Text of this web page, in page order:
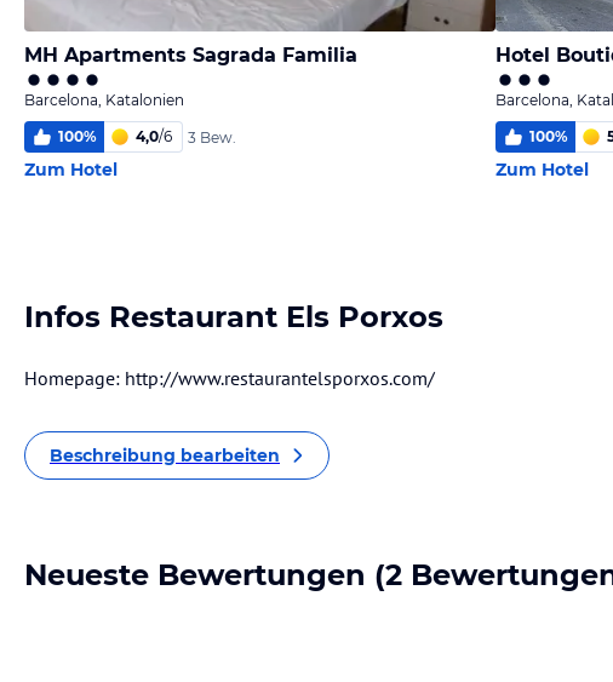
MH Apartments Sagrada Familia
Barcelona, Katalonien
100% 4,0/6 3 Bew.
Zum Hotel
Hotel
Barcelona,
100%
Zum Hotel
Infos Restaurant Els Porxos
Homepage: http://www.restaurantelsporxos.com/
Beschreibung bearbeiten
Neueste Bewertungen (2